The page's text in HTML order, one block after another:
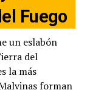
Fuego
un eslabón
del
la más
forman